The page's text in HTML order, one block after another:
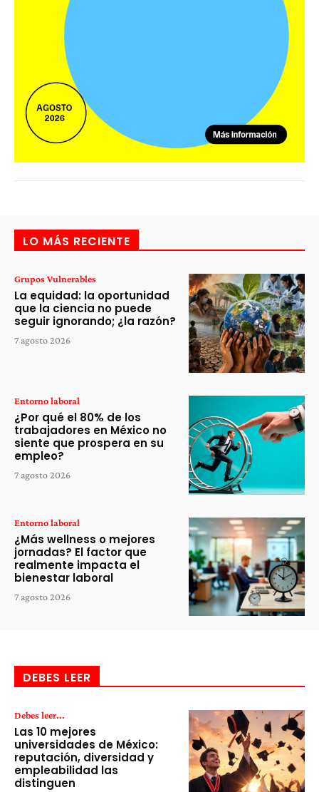
LO MÁS RECIENTE
Grupos Vulnerables
La equidad: la oportunidad
que la ciencia no puede
seguir ignorando; ¿la razón?
7 agosto 2026
Entorno laboral
¿Por qué el 80% de los
trabajadores en México no
siente que prospera en su
empleo?
7 agosto 2026
Entorno laboral
¿Más wellness o mejores
jornadas? El factor que
realmente impacta el
bienestar laboral
7 agosto 2026
DEBES LEER
Debes leer...
Las 10 mejores
universidades de México:
reputación, diversidad y
empleabilidad las
distinguen